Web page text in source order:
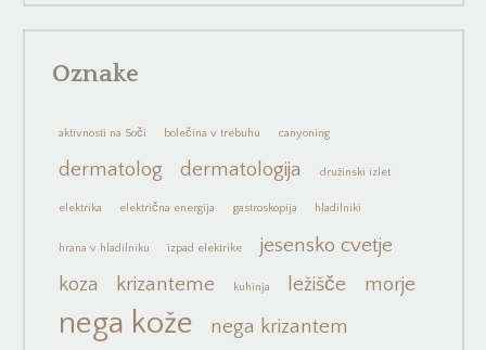
Oznake
aktivnosti na Soči bolečina v trebuhu canyoning
dermatolog dermatologija družinski izlet
elektrika električna energija gastroskopija hladilniki
hrana v hladilniku izpad elektrike
jesensko cvetje
koza
krizanteme kuhinja ležišče morje
nega kože
nega krizantem